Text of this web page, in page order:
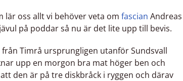
lär oss allt vi behöver veta om fascian Andreas
på poddar så nu är det lite upp till bevis.
från Timrå ursprungligen utanför Sundsvall
upp en morgon bra mat höger ben och
den är på tre diskbråck i ryggen och därav